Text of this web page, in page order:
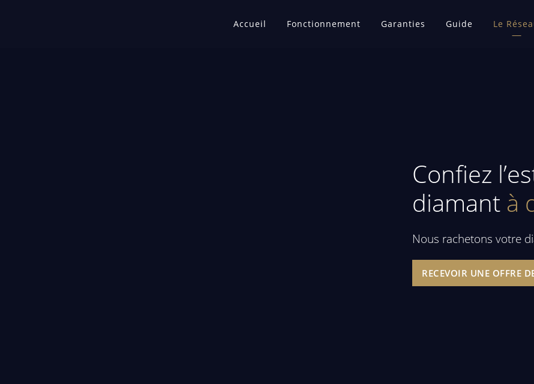
Accueil Fonctionnement Garanties Guide Le
Confiez
diamant à
Nous rachetons votre
RECEVOIR UNE OFFRE